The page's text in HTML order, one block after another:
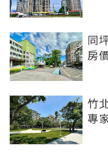
同
房
竹
專